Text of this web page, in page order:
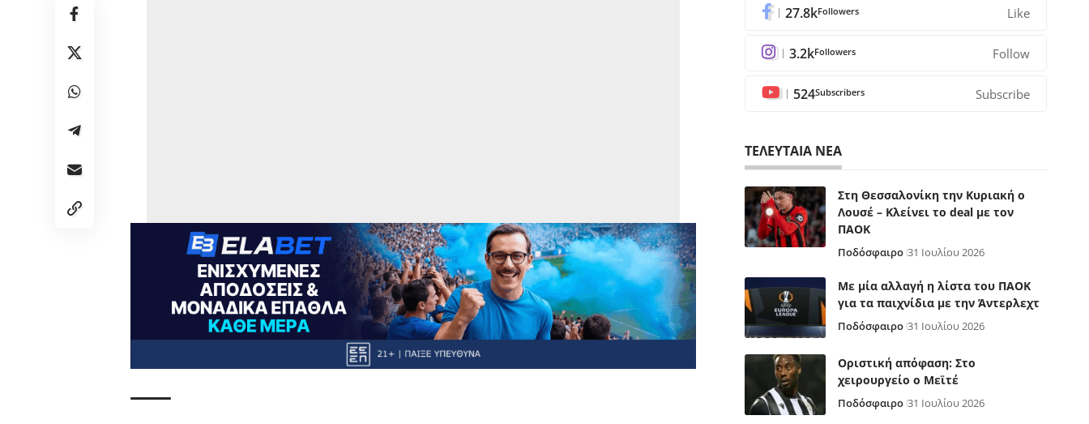
27.8kFollowers Like
3.2kFollowers Follow
524Subscribers Subscribe
ΤΕΛΕΥΤΑΙΑ ΝΕΑ
Στη Θεσσαλονίκη την Κυριακή ο
Λουσέ – Κλείνει το deal με τον
ΠΑΟΚ
Ποδόσφαιρο 31 Ιουλίου 2026
Με μία αλλαγή η λίστα του ΠΑΟΚ
για τα παιχνίδια με την Άντερλεχτ
Ποδόσφαιρο 31 Ιουλίου 2026
Οριστική απόφαση: Στο
χειρουργείο ο Μεϊτέ
Ποδόσφαιρο 31 Ιουλίου 2026